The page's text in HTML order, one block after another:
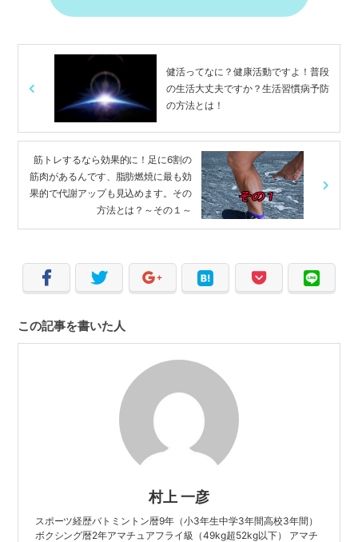
b
o
健活ってなに？健康活動ですよ！普段
の生活大丈夫ですか？生活習慣病予防
の方法とは！
筋トレするなら効果的に！足に6割の
筋肉があるんです、脂肪燃焼に最も効
果的で代謝アップも見込めます。その
方法とは？～その１～
この記事を書いた人
村上 一彦
スポーツ経歴バトミントン暦9年（小3年生中学3年間高校3年間）
ボクシング暦2年アマチュアフライ級（49kg超52kg以下） アマチ